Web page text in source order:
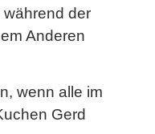
der
Anderen
wenn alle im
Gerd